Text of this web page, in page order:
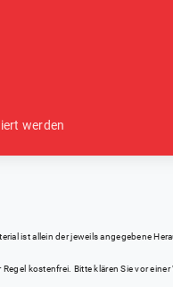
werden
ist allein der jeweils angegebene
kostenfrei. Bitte klären Sie vor